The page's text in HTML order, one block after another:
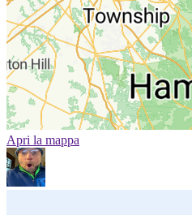
Apri la mappa